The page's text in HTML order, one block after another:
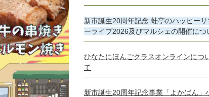
新市誕生20周年記念 蛙亭のハッピーサ
ーライブ2026及びマルシェの開催につ
ひなたにほんごクラスオンラインにつ
て
新市誕生20周年記念事業「よかばん」